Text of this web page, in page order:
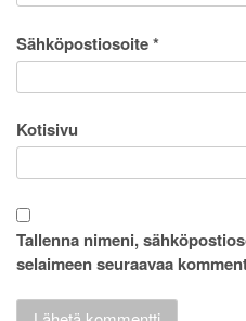
Sähköpostiosoite*
Kotisivu
Tallenna nimeni,
selaimeen seuraavaa